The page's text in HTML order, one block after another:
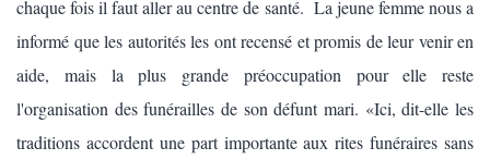
chaque fois il faut aller au centre de santé. La jeune femme nous a
informé que les autorités les ont recensé et promis de leur venir en
aide, mais la plus grande préoccupation pour elle reste
l'organisation des funérailles de son défunt mari. «Ici, dit-elle les
traditions accordent une part importante aux rites funéraires sans